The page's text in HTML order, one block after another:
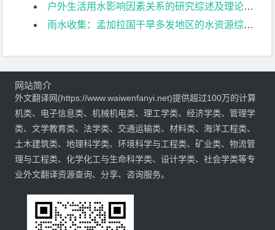
户外生活用水影响因素关系的研究综述及理论模型外文翻译资料
雨水收集：孟加拉国干旱多发地区的水资源综合管理的实践潜力外文翻译资料
网站简介
外文翻译网(https://www.waiwenfanyi.net)提供超过100万的计算
机类、电子信息类、机械机电类、理工学类、经济学类、管理学
类、文学教育类、法学类、交通运输类、材料类、海洋工程类、
土木建筑类、地理科学类、环境科学与工程类、矿业类、物流管
理与工程类、化学化工与生命科学类、设计学类、社会学类等专
业外文翻译资源查询、分享、咨询服务。